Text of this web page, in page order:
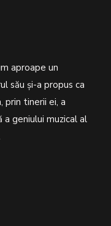
aproape un
său şi-a propus ca
prin tinerii ei, a
geniului muzical al